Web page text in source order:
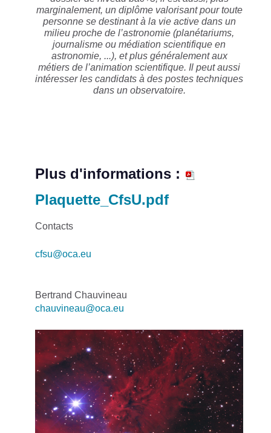
marginalement, un diplôme valorisant pour toute
personne se destinant à la vie active dans un
milieu proche de l’astronomie (planétariums,
journalisme ou médiation scientifique en
astronomie, ...), et plus généralement aux
métiers de l’animation scientifique. Il peut aussi
intéresser les candidats à des postes techniques
dans un observatoire.
Plus d'informations :
Plaquette_CfsU.pdf
Contacts
cfsu@oca.eu
Bertrand Chauvineau
chauvineau@oca.eu